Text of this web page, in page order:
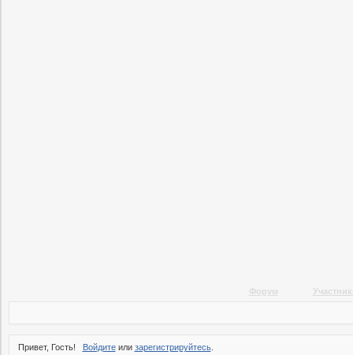
Форум
Привет, Гость! Войдитеили зарегистрируйтесь.